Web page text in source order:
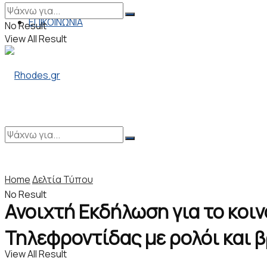
ΕΠΙΚΟΙΝΩΝΙΑ
No Result
View All Result
No Result
View All Result
HomeΔελτία Τύπου
Ανοιχτή Εκδήλωση για το
Τηλεφροντίδας με ρολόι και